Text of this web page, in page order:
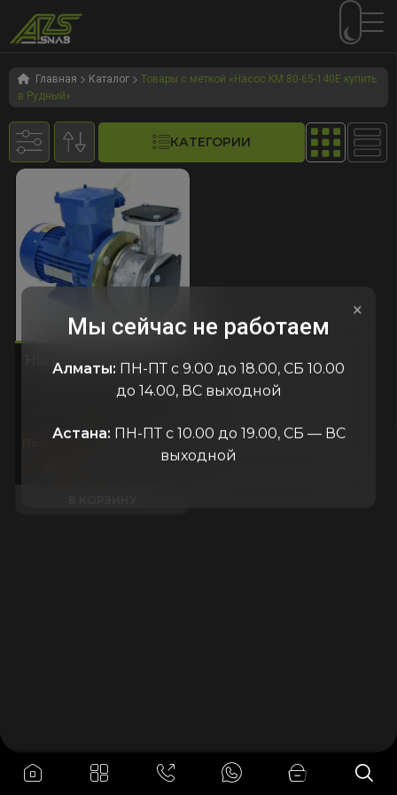
Перейти
навигации
Перейти
содержимому
Главная Каталог
Товары с меткой «Насос KM 80-65-140E купить
в Рудный»
КАТЕГОРИИ
код:6606 код:6606
Насос KM 80-65-140E
Под заказ 21
990.000 ₸
×
Мы сейчас не работаем
Алматы: ПН-ПТ с 9.00 до 18.00, СБ 10.00
до 14.00, ВС выходной
Астана: ПН-ПТ с 10.00 до 19.00, СБ — ВС
выходной